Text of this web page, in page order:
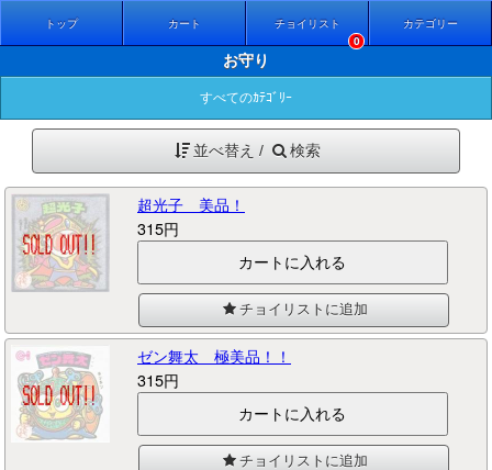
トップ カート
チョイリスト
0
カテゴリー
お守り
すべてのｶﾃｺﾞﾘｰ
並べ替え / 検索
超光子 美品！
315円
チョイリストに追加
ゼン舞太 極美品！！
315円
チョイリストに追加